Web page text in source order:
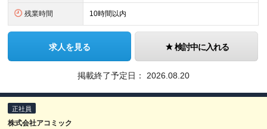
残業時間 10時間以内
求人を見る 検討中に入れる
掲載終了予定日： 2026.08.20
正社員
株式会社アコミック